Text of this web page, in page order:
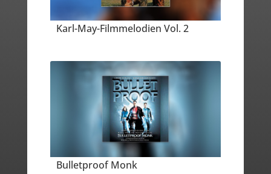
Karl-May-Filmmelodien Vol. 2
Bulletproof Monk